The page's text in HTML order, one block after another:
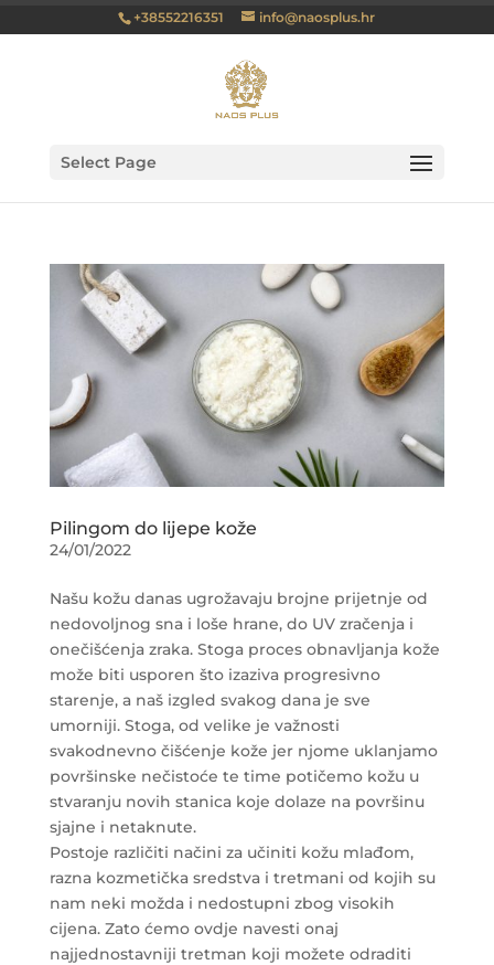
+38552216351 info@naosplus.hr
Select Page
Pilingom do lijepe kože
24/01/2022
Našu kožu danas ugrožavaju brojne prijetnje od
nedovoljnog sna i loše hrane, do UV zračenja i
onečišćenja zraka. Stoga proces obnavljanja kože
može biti usporen što izaziva progresivno
starenje, a naš izgled svakog dana je sve
umorniji. Stoga, od velike je važnosti
svakodnevno čišćenje kože jer njome uklanjamo
površinske nečistoće te time potičemo kožu u
stvaranju novih stanica koje dolaze na površinu
sjajne i netaknute.
Postoje različiti načini za učiniti kožu mlađom,
razna kozmetička sredstva i tretmani od kojih su
nam neki možda i nedostupni zbog visokih
cijena. Zato ćemo ovdje navesti onaj
najjednostavniji tretman koji možete odraditi